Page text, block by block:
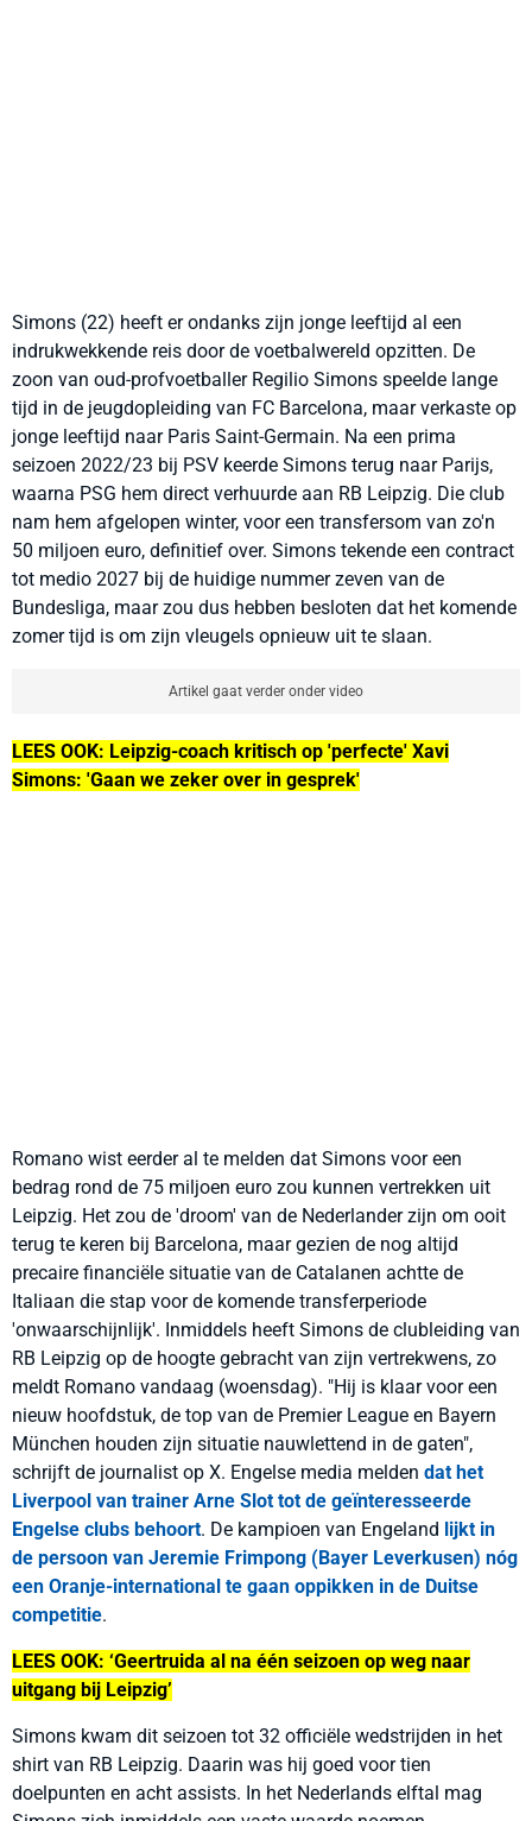
Simons (22) heeft er ondanks zijn jonge leeftijd al een
indrukwekkende reis door de voetbalwereld opzitten. De
zoon van oud-profvoetballer Regilio Simons speelde lange
tijd in de jeugdopleiding van FC Barcelona, maar verkaste op
jonge leeftijd naar Paris Saint-Germain. Na een prima
seizoen 2022/23 bij PSV keerde Simons terug naar Parijs,
waarna PSG hem direct verhuurde aan RB Leipzig. Die club
nam hem afgelopen winter, voor een transfersom van zo'n
50 miljoen euro, definitief over. Simons tekende een contract
tot medio 2027 bij de huidige nummer zeven van de
Bundesliga, maar zou dus hebben besloten dat het komende
zomer tijd is om zijn vleugels opnieuw uit te slaan.
Artikel gaat verder onder video
LEES OOK: Leipzig-coach kritisch op 'perfecte' Xavi
Simons: 'Gaan we zeker over in gesprek'
Romano wist eerder al te melden dat Simons voor een
bedrag rond de 75 miljoen euro zou kunnen vertrekken uit
Leipzig. Het zou de 'droom' van de Nederlander zijn om ooit
terug te keren bij Barcelona, maar gezien de nog altijd
precaire financiële situatie van de Catalanen achtte de
Italiaan die stap voor de komende transferperiode
'onwaarschijnlijk'. Inmiddels heeft Simons de clubleiding van
RB Leipzig op de hoogte gebracht van zijn vertrekwens, zo
meldt Romano vandaag (woensdag). "Hij is klaar voor een
nieuw hoofdstuk, de top van de Premier League en Bayern
München houden zijn situatie nauwlettend in de gaten",
schrijft de journalist op X. Engelse media melden dat het
Liverpool van trainer Arne Slot tot de geïnteresseerde
Engelse clubs behoort. De kampioen van Engeland lijkt in
de persoon van Jeremie Frimpong (Bayer Leverkusen) nóg
een Oranje-international te gaan oppikken in de Duitse
competitie.
LEES OOK: ‘Geertruida al na één seizoen op weg naar
uitgang bij Leipzig’
Simons kwam dit seizoen tot 32 officiële wedstrijden in het
shirt van RB Leipzig. Daarin was hij goed voor tien
doelpunten en acht assists. In het Nederlands elftal mag